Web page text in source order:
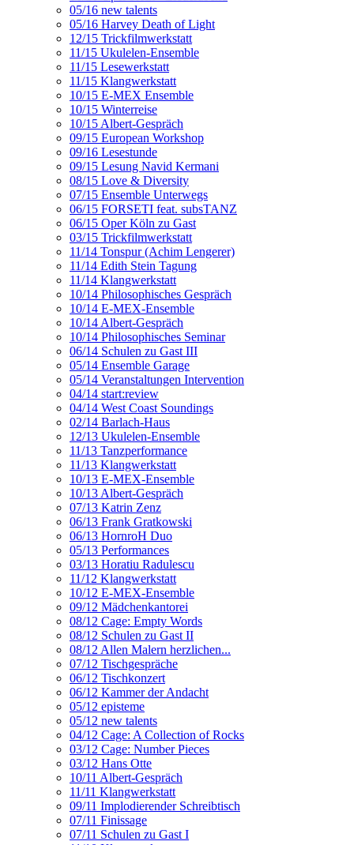
05/16 new talents
05/16 Harvey Death of Light
12/15 Trickfilmwerkstatt
11/15 Ukulelen-Ensemble
11/15 Lesewerkstatt
11/15 Klangwerkstatt
10/15 E-MEX Ensemble
10/15 Winterreise
10/15 Albert-Gespräch
09/15 European Workshop
09/16 Lesestunde
09/15 Lesung Navid Kermani
08/15 Love & Diversity
07/15 Ensemble Unterwegs
06/15 FORSETI feat. subsTANZ
06/15 Oper Köln zu Gast
03/15 Trickfilmwerkstatt
11/14 Tonspur (Achim Lengerer)
11/14 Edith Stein Tagung
11/14 Klangwerkstatt
10/14 Philosophisches Gespräch
10/14 E-MEX-Ensemble
10/14 Albert-Gespräch
10/14 Philosophisches Seminar
06/14 Schulen zu Gast III
05/14 Ensemble Garage
05/14 Veranstaltungen Intervention
04/14 start:review
04/14 West Coast Soundings
02/14 Barlach-Haus
12/13 Ukulelen-Ensemble
11/13 Tanzperformance
11/13 Klangwerkstatt
10/13 E-MEX-Ensemble
10/13 Albert-Gespräch
07/13 Katrin Zenz
06/13 Frank Gratkowski
06/13 HornroH Duo
05/13 Performances
03/13 Horatiu Radulescu
11/12 Klangwerkstatt
10/12 E-MEX-Ensemble
09/12 Mädchenkantorei
08/12 Cage: Empty Words
08/12 Schulen zu Gast II
08/12 Allen Malern herzlichen...
07/12 Tischgespräche
06/12 Tischkonzert
06/12 Kammer der Andacht
05/12 episteme
05/12 new talents
04/12 Cage: A Collection of Rocks
03/12 Cage: Number Pieces
03/12 Hans Otte
10/11 Albert-Gespräch
11/11 Klangwerkstatt
09/11 Implodierender Schreibtisch
07/11 Finissage
07/11 Schulen zu Gast I